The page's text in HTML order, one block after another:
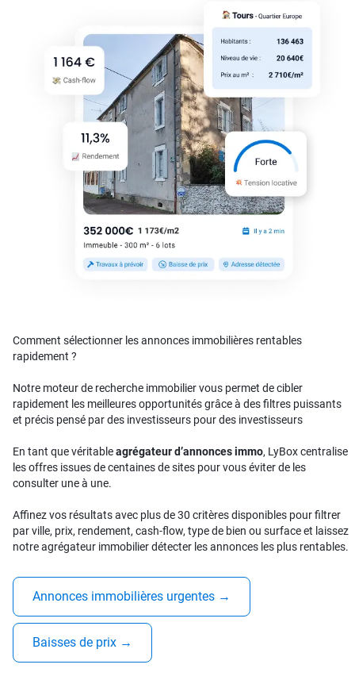
Comment sélectionner les annonces immobilières rentables
rapidement ?
Notre moteur de recherche immobilier vous permet de cibler
rapidement les meilleures opportunités grâce à des filtres puissants
et précis pensé par des investisseurs pour des investisseurs
En tant que véritableagrégateur d’annonces immo, LyBox centralise
les offres issues de centaines de sites pour vous éviter de les
consulter une à une.
Affinez vos résultats avec plus de 30 critères disponibles pour filtrer
par ville, prix, rendement, cash-flow, type de bien ou surface et laissez
notre agrégateur immobilier détecter les annonces les plus rentables.
Annonces immobilières urgentes →
Baisses de prix →